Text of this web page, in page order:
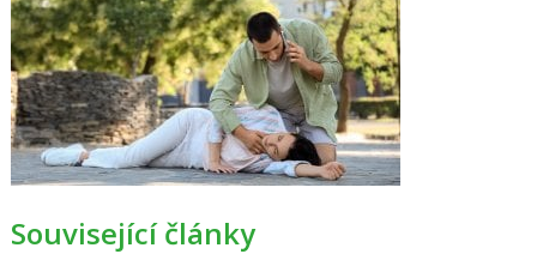
Související články